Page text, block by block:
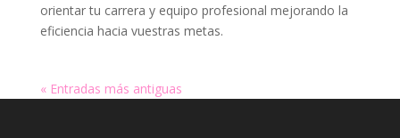
orientar tu carrera y equipo profesional mejorando la
eficiencia hacia vuestras metas.
« Entradas más antiguas